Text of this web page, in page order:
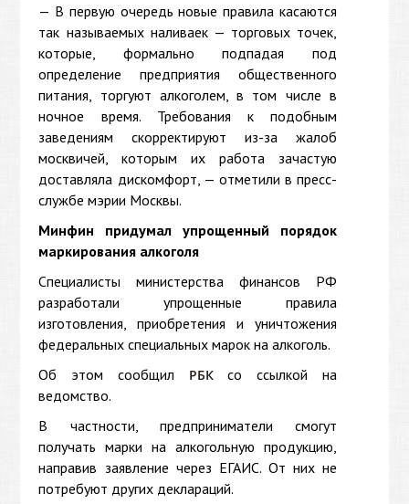
— В первую очередь новые правила касаются
так называемых наливаек — торговых точек,
которые, формально подпадая под
определение предприятия общественного
питания, торгуют алкоголем, в том числе в
ночное время. Требования к подобным
заведениям скорректируют из-за жалоб
москвичей, которым их работа зачастую
доставляла дискомфорт, — отметили в пресс-
службе мэрии Москвы.
Минфин придумал упрощенный порядок
маркирования алкоголя
Специалисты министерства финансов РФ
разработали упрощенные правила
изготовления, приобретения и уничтожения
федеральных специальных марок на алкоголь.
Об этом сообщил РБКсо ссылкой на
ведомство.
В частности, предприниматели смогут
получать марки на алкогольную продукцию,
направив заявление через ЕГАИС. От них не
потребуют других деклараций.